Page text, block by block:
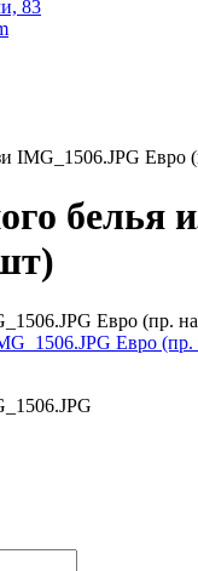
83
IMG_1506.JPG
белья
Евро (пр.